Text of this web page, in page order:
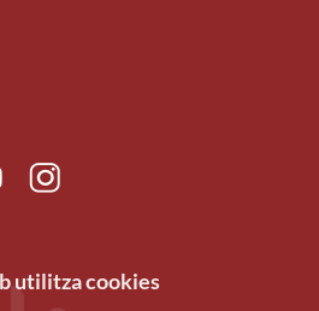
Instagram
utilitza cookies